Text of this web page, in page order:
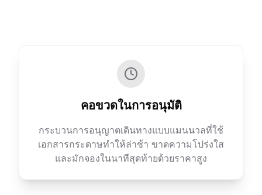
คอขวดในการอนุมัติ
กระบวนการอนุญาตเดินทางแบบแมนนวลที่ใช้
เอกสารกระดาษทำให้ล่าช้า ขาดความโปร่งใส
และมักจองในนาทีสุดท้ายด้วยราคาสูง